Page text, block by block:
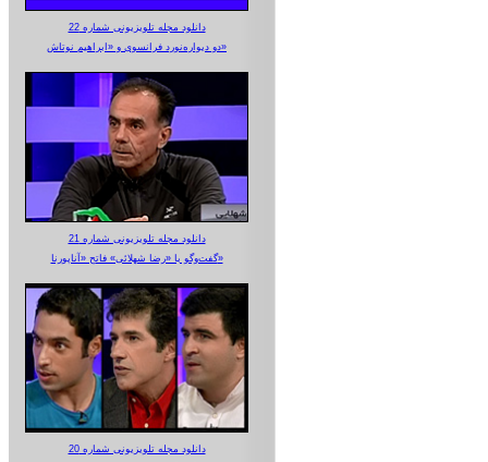
دانلود مجله تلویزیونی شماره 22
دو دیواره‌نورد فرانسوی و «ابراهیم نوتاش»
دانلود مجله تلویزیونی شماره 21
گفت‌وگو با «رضا شهلائی» فاتح «آناپورنا»
دانلود مجله تلویزیونی شماره 20